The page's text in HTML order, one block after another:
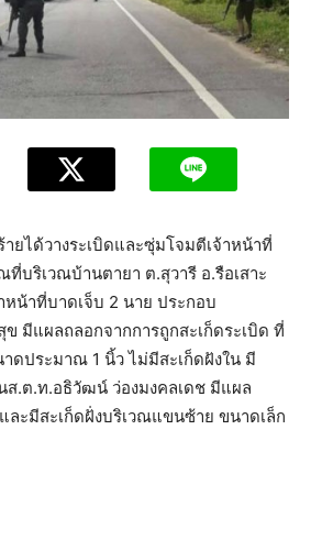
ยได้วางระเบิดและซุ่มโจมตีเจ้าหน้าที่
บริเวณบ้านตายา ต.สุวารี อ.รือเสาะ
หน้าที่บาดเจ็บ 2 นาย ประกอบ
มีแผลถลอกจากการถูกสะเก็ดระเบิด ที่
ดประมาณ 1 นิ้ว ไม่มีสะเก็ดฝังใน มี
ส.ต.ท.อธิวัฒน์ ว่องมงคลเดช มีแผล
ละมีสะเก็ดฝั่งบริเวณแขนซ้าย ขนาดเล็ก